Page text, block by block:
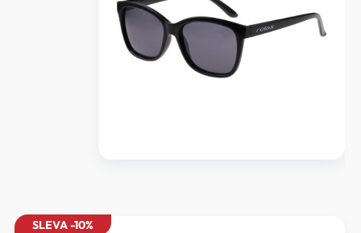
SLEVA -10%